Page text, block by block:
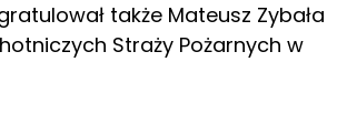
także Mateusz Zybała
Straży Pożarnych w